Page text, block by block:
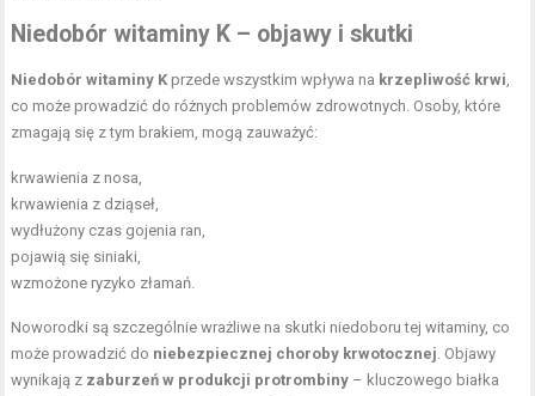
Niedobór witaminy K – objawy i skutki
Niedobór witaminy K przede wszystkim wpływa na krzepliwość krwi,
co może prowadzić do różnych problemów zdrowotnych. Osoby, które
zmagają się z tym brakiem, mogą zauważyć:
krwawienia z nosa,
krwawienia z dziąseł,
wydłużony czas gojenia ran,
pojawią się siniaki,
wzmożone ryzyko złamań.
Noworodki są szczególnie wrażliwe na skutki niedoboru tej witaminy, co
może prowadzić do niebezpiecznej choroby krwotocznej. Objawy
wynikają z zaburzeń w produkcji protrombiny – kluczowego białka